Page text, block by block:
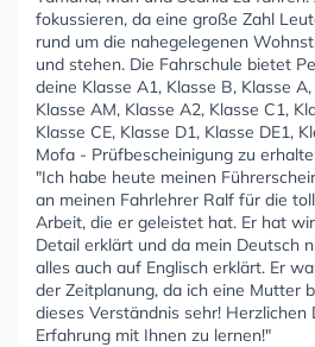
fokussieren, da eine große Zahl
rund um die nahegelegenen
und stehen. Die Fahrschule bietet
deine Klasse A1, Klasse B, Klasse
Klasse AM, Klasse A2, Klasse C1,
Klasse CE, Klasse D1, Klasse DE1,
Mofa - Prüfbescheinigung zu
"Ich habe heute meinen
an meinen Fahrlehrer Ralf für die
Arbeit, die er geleistet hat. Er hat
Detail erklärt und da mein Deutsch
alles auch auf Englisch erklärt. Er
der Zeitplanung, da ich eine Mutter
dieses Verständnis sehr! Herzlichen
Erfahrung mit Ihnen zu lernen!"